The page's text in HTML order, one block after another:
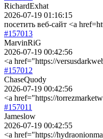
RichardExhat
2026-07-19 01:16:15
посетить веб-сайт <a
#157013
MarvinRiG
2026-07-19 00:42:56
<a href="https://
#157012
ChaseQuody
2026-07-19 00:42:56
<a href="https://
#157011
Jameslow
2026-07-19 00:42:55
<a href="https://